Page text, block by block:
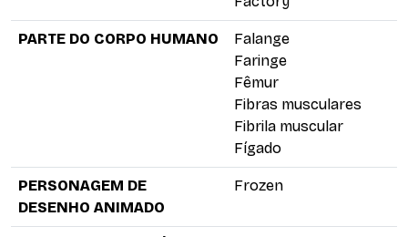
PARTE DO CORPO HUMANO
Falange
Faringe
Fêmur
Fibras musculares
Fibrila muscular
Fígado
PERSONAGEM DE
DESENHO ANIMADO
Frozen